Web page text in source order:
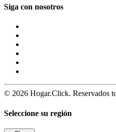
Siga con nosotros
© 2026 Hogar.Click. Reservados
Seleccione su región